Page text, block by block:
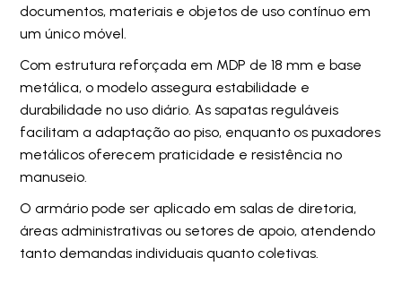
documentos, materiais e objetos de uso contínuo em
um único móvel.
Com estrutura reforçada em MDP de 18 mm e base
metálica, o modelo assegura estabilidade e
durabilidade no uso diário. As sapatas reguláveis
facilitam a adaptação ao piso, enquanto os puxadores
metálicos oferecem praticidade e resistência no
manuseio.
O armário pode ser aplicado em salas de diretoria,
áreas administrativas ou setores de apoio, atendendo
tanto demandas individuais quanto coletivas.